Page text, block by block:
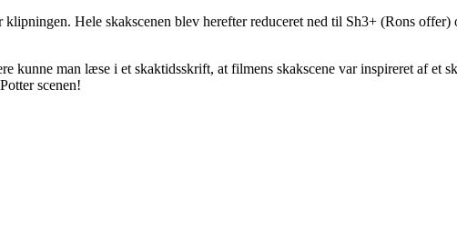
Hele skakscenen blev herefter reduceret ned til Sh3+ (Rons
kunne man læse i et skaktidsskrift, at filmens skakscene var inspireret af et
scenen!